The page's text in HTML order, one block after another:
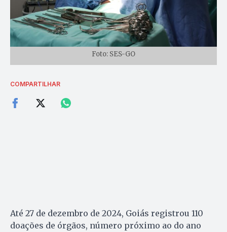
Foto: SES-GO
COMPARTILHAR
Até 27 de dezembro de 2024, Goiás registrou 110
doações de órgãos, número próximo ao do ano